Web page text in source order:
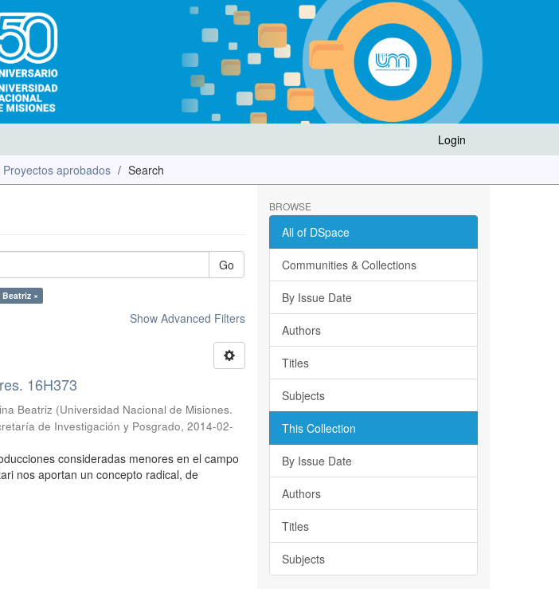
Login
Proyectos aprobados Search
Go
×
Show Advanced Filters
16H373
Beatriz (Universidad Nacional de Misiones.
de Investigación y Posgrado,2014-02-
consideradas menores en el campo
nos aportan un concepto radical, de
BROWSE
All of DSpace
Communities & Collections
By Issue Date
Authors
Titles
Subjects
This Collection
By Issue Date
Authors
Titles
Subjects